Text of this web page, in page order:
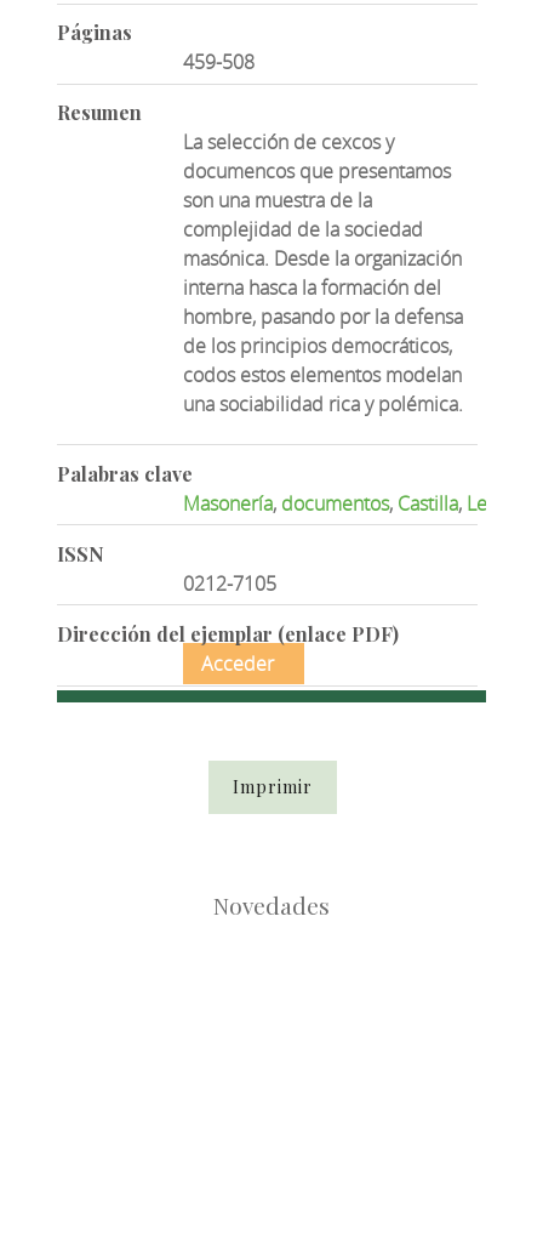
Páginas
459-508
Resumen
La selección de cexcos y
documencos que presentamos
son una muestra de la
complejidad de la sociedad
masónica. Desde la organización
interna hasca la formación del
hombre, pasando por la defensa
de los principios democráticos,
codos estos elementos modelan
una sociabilidad rica y polémica.
Palabras clave
Masonería, documentos, Castilla, León
ISSN
0212-7105
Dirección del ejemplar (enlace PDF)
Acceder
Imprimir
Novedades